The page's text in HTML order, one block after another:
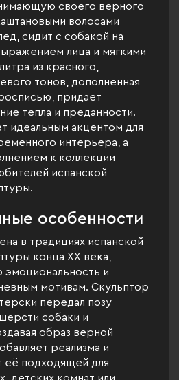
своего верного
волосами
сидит с собакой на
лица и мягкими
из красного,
тонов, дополненная
придает
тепла и преданности.
идеальным акцентом для
интерьера, а
к коллекции
испанской
особенности
в традициях испанской
конца XX века,
эмоциональность и
мотивам. Скульптор
передал позу
собаки и
образ верной
реализма и
её подходящей для